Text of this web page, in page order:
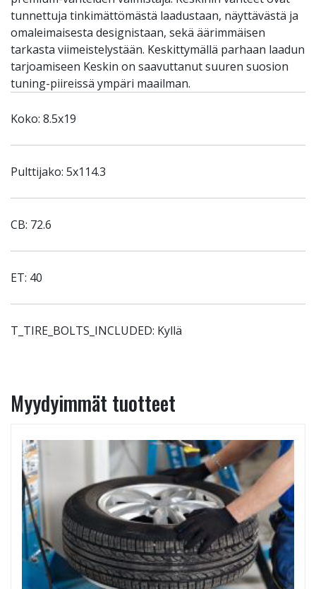
tunnettuja tinkimättömästä laadustaan, näyttävästä ja
omaleimaisesta designistaan, sekä äärimmäisen
tarkasta viimeistelystään. Keskittymällä parhaan laadun
tarjoamiseen Keskin on saavuttanut suuren suosion
tuning-piireissä ympäri maailman.
Koko: 8.5x19
Pulttijako: 5x114.3
CB: 72.6
ET: 40
T_TIRE_BOLTS_INCLUDED: Kyllä
Myydyimmät tuotteet